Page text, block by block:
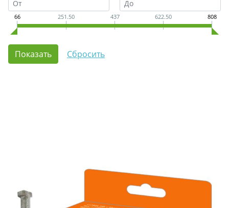
66 251.50 437 622.50 808